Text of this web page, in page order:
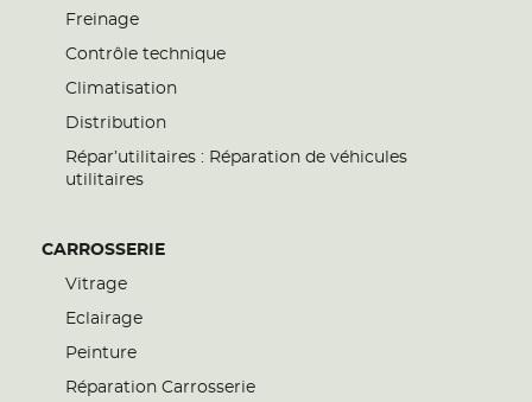
Freinage
Contrôle technique
Climatisation
Distribution
Répar’utilitaires : Réparation de véhicules
utilitaires
CARROSSERIE
Vitrage
Eclairage
Peinture
Réparation Carrosserie